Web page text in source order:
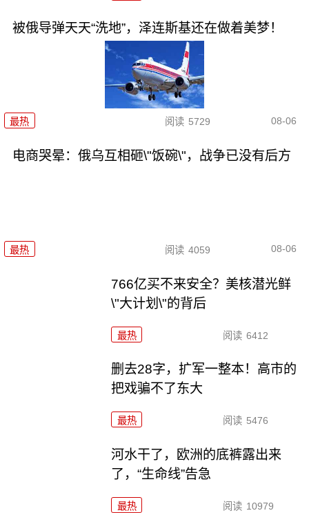
被俄导弹天天“洗地”，泽连斯基还在做着美梦！
最热 阅读 5729 08-06
电商哭晕：俄乌互相砸\"饭碗\"，战争已没有后方
最热 阅读 4059 08-06
766亿买不来安全？美核潜光鲜
\"大计划\"的背后
最热 阅读 6412
删去28字，扩军一整本！高市的
把戏骗不了东大
最热 阅读 5476
河水干了，欧洲的底裤露出来
了，“生命线”告急
最热 阅读 10979